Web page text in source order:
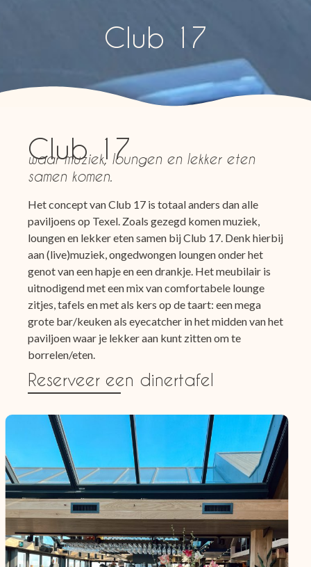
Club 17
Club 17
waar muziek, loungen en lekker eten
samen komen.
Het concept van Club 17 is totaal anders dan alle
paviljoens op Texel. Zoals gezegd komen muziek,
loungen en lekker eten samen bij Club 17. Denk hierbij
aan (live)muziek, ongedwongen loungen onder het
genot van een hapje en een drankje. Het meubilair is
uitnodigend met een mix van comfortabele lounge
zitjes, tafels en met als kers op de taart: een mega
grote bar/keuken als eyecatcher in het midden van het
paviljoen waar je lekker aan kunt zitten om te
borrelen/eten.
Reserveer een dinertafel